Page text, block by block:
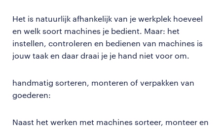
Het is natuurlijk afhankelijk van je werkplek hoeveel
en welk soort machines je bedient. Maar: het
instellen, controleren en bedienen van machines is
jouw taak en daar draai je je hand niet voor om.
handmatig sorteren, monteren of verpakken van
goederen:
Naast het werken met machines sorteer, monteer en